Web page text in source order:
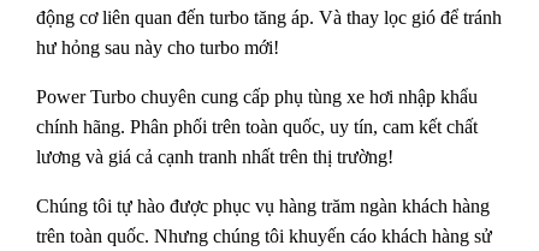
động cơ liên quan đến turbo tăng áp. Và thay lọc gió để tránh
hư hỏng sau này cho turbo mới!
Power Turbo chuyên cung cấp phụ tùng xe hơi nhập khẩu
chính hãng. Phân phối trên toàn quốc, uy tín, cam kết chất
lương và giá cả cạnh tranh nhất trên thị trường!
Chúng tôi tự hào được phục vụ hàng trăm ngàn khách hàng
trên toàn quốc. Nhưng chúng tôi khuyến cáo khách hàng sử